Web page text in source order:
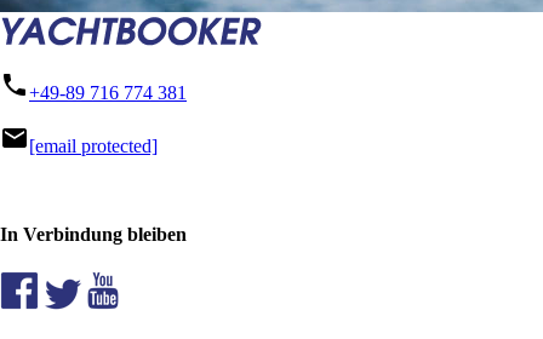
phone+49-89 716 774 381
mail[email protected]
In Verbindung bleiben